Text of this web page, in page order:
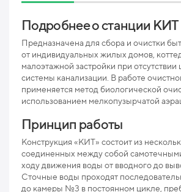
Подробнее о станции КИТ
Предназначена для сбора и очистки
от индивидуальных жилых домов,
малоэтажной застройки при отсутствии
системы канализации. В работе
применяется метод биологической
использованием мелкопузырчатой
Принцип работы
Конструкция «КИТ» состоит из
соединенных между собой
ходу движения воды от вводного до
Сточные воды проходят
до камеры №3 в постоянном цикле,